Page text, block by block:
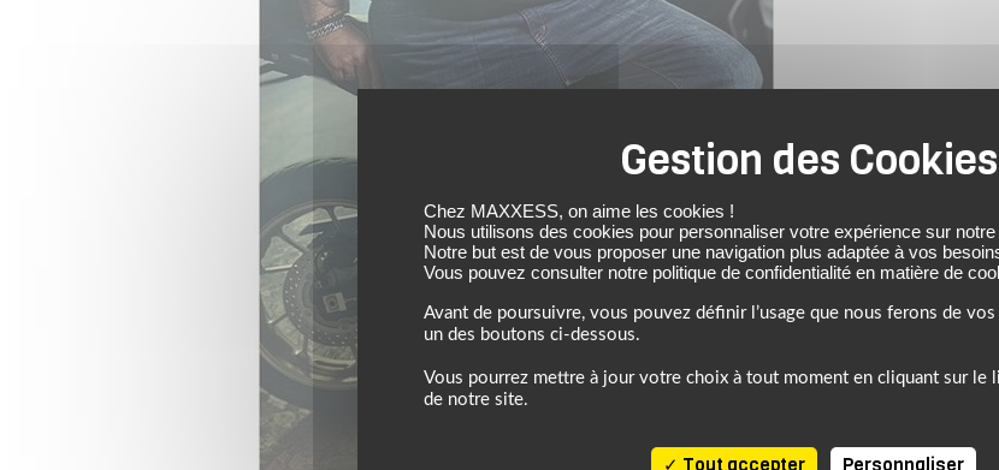
Chez MAXXESS, on aime les cookies !
Nous utilisons des cookies pour personnaliser votre expérience sur notre
Notre but est de vous proposer une navigation plus adaptée à vos
Vous pouvez consulter notre politique de confidentialité en matière de
Avant de poursuivre, vous pouvez définir l’usage que nous ferons de
un des boutons ci-dessous.
Vous pourrez mettre à jour votre choix à tout moment en cliquant sur le
de notre site.
Tout accepter Personnaliser